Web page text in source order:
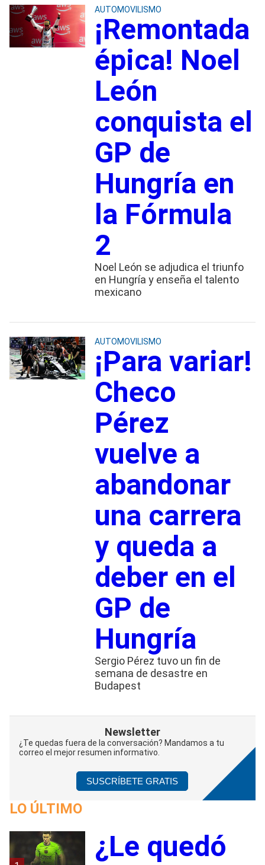
AUTOMOVILISMO
¡Remontada
épica! Noel
León
conquista el
GP de
Hungría en
la Fórmula
2
Noel León se adjudica el triunfo
en Hungría y enseña el talento
mexicano
AUTOMOVILISMO
¡Para variar!
Checo
Pérez
vuelve a
abandonar
una carrera
y queda a
deber en el
GP de
Hungría
Sergio Pérez tuvo un fin de
semana de desastre en
Budapest
Newsletter
¿Te quedas fuera de la conversación? Mandamos a tu
correo el mejor resumen informativo.
SUSCRÍBETE GRATIS
LO ÚLTIMO
¿Le quedó